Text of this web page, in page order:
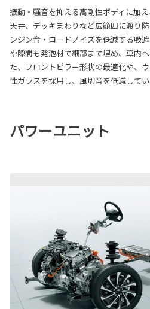
振動・騒音を抑える高剛性ボディに加
天井、デッキまわりなど広範囲に渡り
ンジン音・ロードノイズを低減する吸
や隙間も発泡材で細部まで埋め、車内
た、フロントピラー形状の最適化や、
性ガラスを採用し、風切音を低減してい
パワーユニット